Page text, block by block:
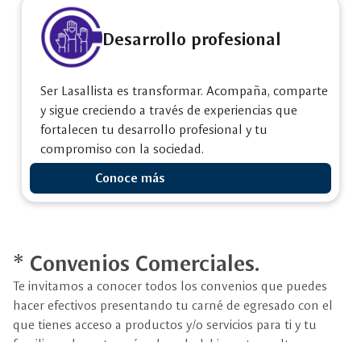
Desarrollo profesional
Ser Lasallista es transformar. Acompaña, comparte
y sigue creciendo a través de experiencias que
fortalecen tu desarrollo profesional y tu
compromiso con la sociedad.
Conoce más
* Convenios Comerciales.
Te invitamos a conocer todos los convenios que puedes
hacer efectivos presentando tu carné de egresado con el
que tienes acceso a productos y/o servicios para ti y tu